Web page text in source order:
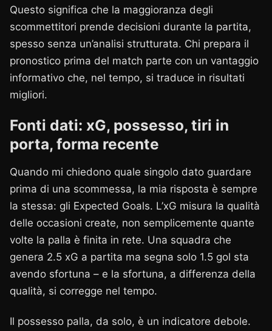
Questo significa che la maggioranza degli
scommettitori prende decisioni durante la partita,
spesso senza un’analisi strutturata. Chi prepara il
pronostico prima del match parte con un vantaggio
informativo che, nel tempo, si traduce in risultati
migliori.
Fonti dati: xG, possesso, tiri in
porta, forma recente
Quando mi chiedono quale singolo dato guardare
prima di una scommessa, la mia risposta è sempre
la stessa: gli Expected Goals. L’xG misura la qualità
delle occasioni create, non semplicemente quante
volte la palla è finita in rete. Una squadra che
genera 2.5 xG a partita ma segna solo 1.5 gol sta
avendo sfortuna – e la sfortuna, a differenza della
qualità, si corregge nel tempo.
Il possesso palla, da solo, è un indicatore debole.